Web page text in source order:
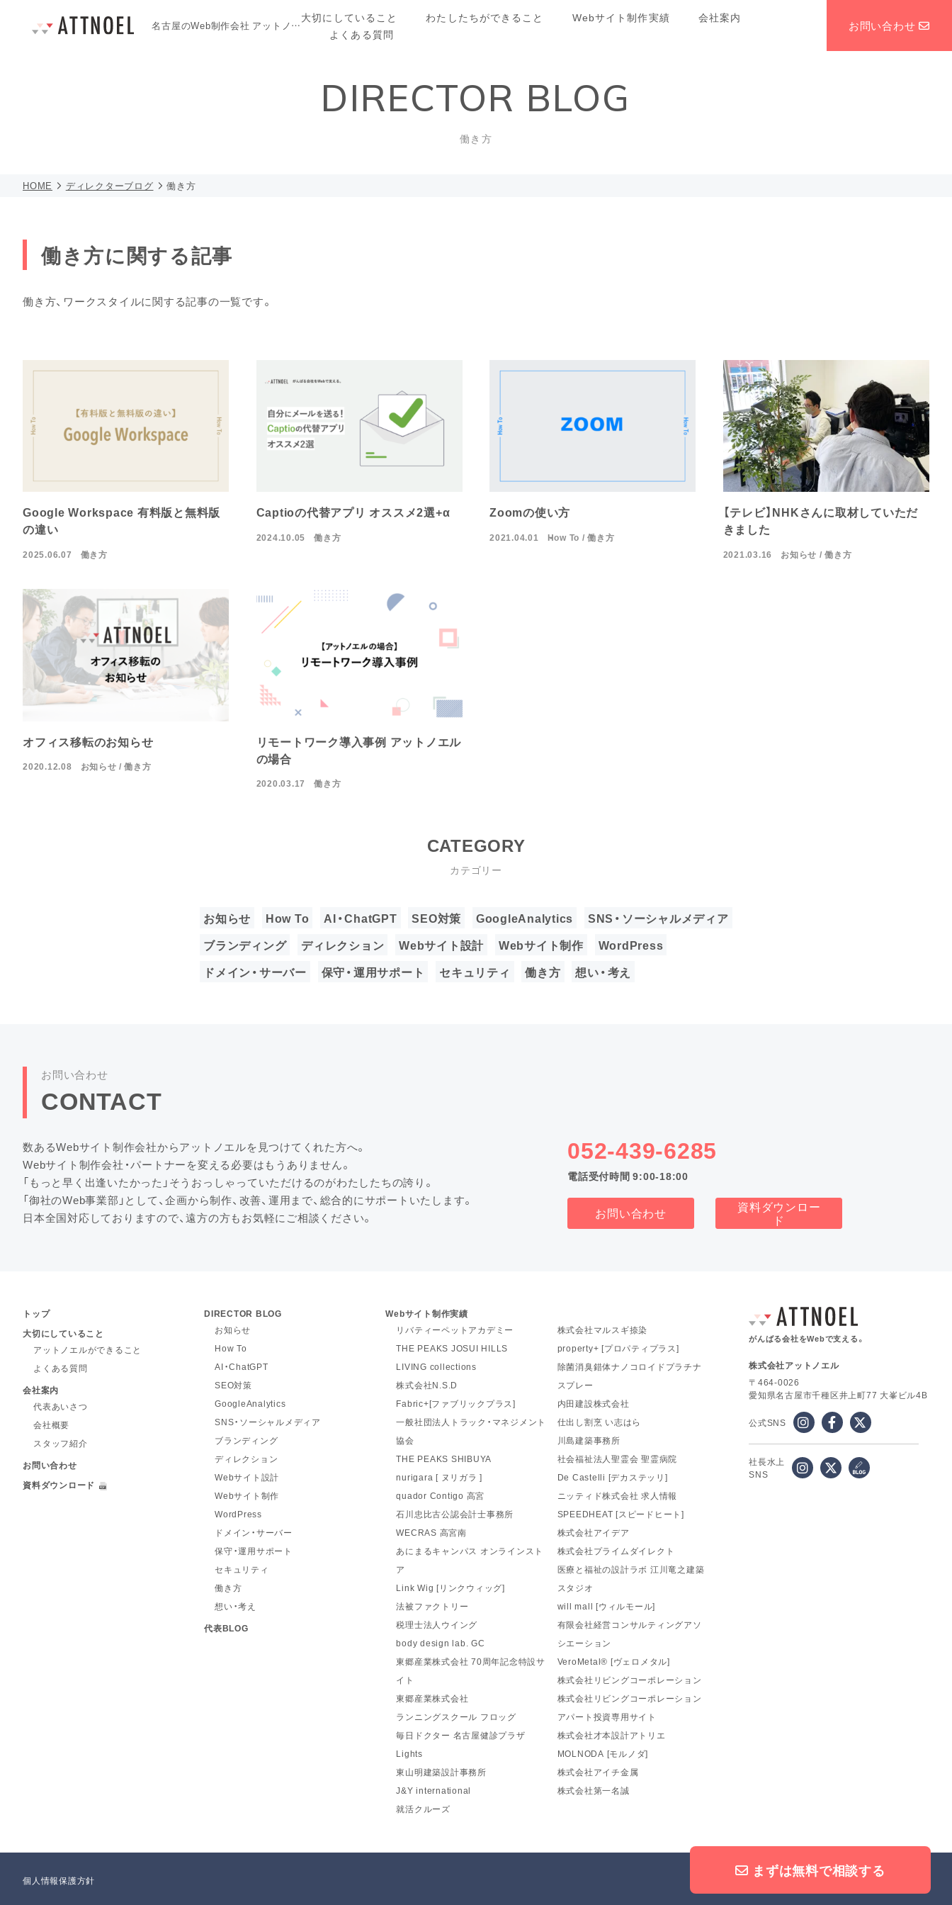
名古屋のWeb制作会社 アットノエル
大切にしていること わたしたちができること Webサイト制作実績
会社案内
よくある質問
お問い合わせ
DIRECTOR BLOG
働き方
HOME ディレクターブログ 働き方
働き方に関する記事
働き方、ワークスタイルに関する記事の一覧です。
Google Workspace 有料版と無料版
の違い
2025.06.07 働き方
Captioの代替アプリ オススメ2選+α
2024.10.05 働き方
Zoomの使い方
2021.04.01 How To 働き方
【テレビ】NHKさんに取材していただ
きました
2021.03.16 お知らせ 働き方
オフィス移転のお知らせ
2020.12.08 お知らせ 働き方
リモートワーク導入事例 アットノエル
の場合
2020.03.17 働き方
CATEGORY
カテゴリー
お知らせ How To AI・ChatGPT SEO対策 GoogleAnalytics
SNS・ソーシャルメディア
ブランディング
ディレクション Webサイト設計 Webサイト制作
WordPress
ドメイン・サーバー
保守・運用サポート セキュリティ 働き方 想い・考え
お問い合わせ
CONTACT
数あるWebサイト制作会社からアットノエルを見つけてくれた方へ。
Webサイト制作会社・パートナーを変える必要はもうありません。
「もっと早く出逢いたかった」そうおっしゃっていただけるのがわたしたちの誇り。
「御社のWeb事業部」として、企画から制作、改善、運用まで、総合的にサポートいたします。
日本全国対応しておりますので、遠方の方もお気軽にご相談ください。
052-439-6285
電話受付時間 9:00-18:00
お問い合わせ 資料ダウンロー
ド
まずは無料で相談する
トップ
大切にしていること
アットノエルができること
よくある質問
会社案内
代表あいさつ
会社概要
スタッフ紹介
お問い合わせ
資料ダウンロード
DIRECTOR BLOG
お知らせ
How To
AI・ChatGPT
SEO対策
GoogleAnalytics
SNS・ソーシャルメディア
ブランディング
ディレクション
Webサイト設計
Webサイト制作
WordPress
ドメイン・サーバー
保守・運用サポート
セキュリティ
働き方
想い・考え
代表BLOG
Webサイト制作実績
リバティーペットアカデミー
THE PEAKS JOSUI HILLS
LIVING collections
株式会社N.S.D
Fabric+[ファブリックプラス]
一般社団法人トラック・マネジメント
協会
THE PEAKS SHIBUYA
nurigara [ ヌリガラ ]
quador Contigo 高宮
石川忠比古公認会計士事務所
WECRAS 高宮南
あにまるキャンパス オンラインスト
ア
Link Wig [リンクウィッグ]
法被ファクトリー
税理士法人ウイング
body design lab. GC
東郷産業株式会社 70周年記念特設サ
イト
東郷産業株式会社
ランニングスクール フロッグ
毎日ドクター 名古屋健診プラザ
Lights
東山明建築設計事務所
J&Y international
就活クルーズ
株式会社マルスギ捺染
property+ [プロパティプラス]
除菌消臭錯体ナノコロイドプラチナ
スプレー
内田建設株式会社
仕出し割烹 い志はら
川島建築事務所
社会福祉法人聖霊会 聖霊病院
De Castelli [デカステッリ]
ニッティド株式会社 求人情報
SPEEDHEAT [スピードヒート]
株式会社アイデア
株式会社プライムダイレクト
医療と福祉の設計ラボ 江川竜之建築
スタジオ
will mall [ウィルモール]
有限会社経営コンサルティングアソ
シエーション
VeroMetal®️ [ヴェロメタル]
株式会社リビングコーポレーション
株式会社リビングコーポレーション
アパート投資専用サイト
株式会社才本設計アトリエ
MOLNODA [モルノダ]
株式会社アイチ金属
株式会社第一名誠
がんばる会社をWebで支える。
株式会社アットノエル
〒464-0026
愛知県名古屋市千種区井上町77 大峯ビル4B
公式SNS
社長水上
SNS
個人情報保護方針 © 2026 ATTNOEL Inc.